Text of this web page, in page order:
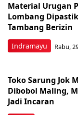
Indramayu
Material Urugan
Lombang
Tambang Berizin
Rabu,
Toko Sarung Jok
Dibobol Maling,
Jadi Incaran